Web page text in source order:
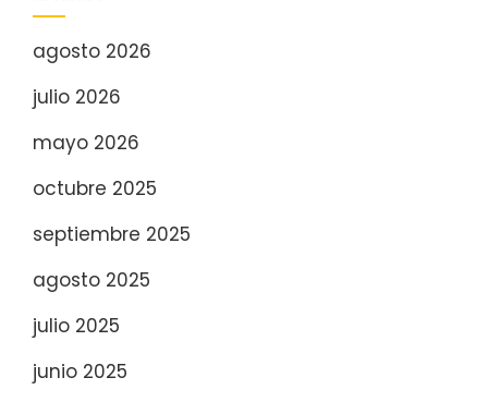
agosto 2026
julio 2026
mayo 2026
octubre 2025
septiembre 2025
agosto 2025
julio 2025
junio 2025